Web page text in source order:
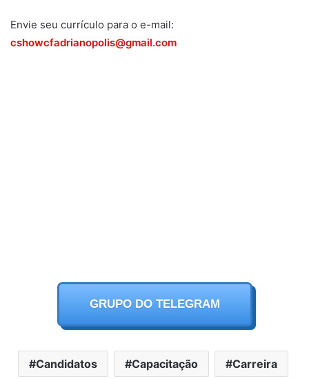
Envie seu currículo para o e-mail:
cshowcfadrianopolis@gmail.com
GRUPO DO TELEGRAM
Candidatos Capacitação Carreira